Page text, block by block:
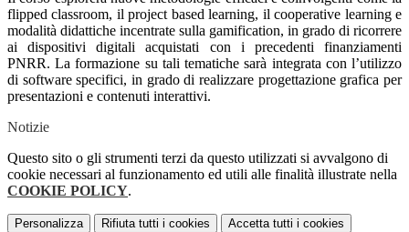
flipped classroom, il project based learning, il cooperative learning e
modalità didattiche incentrate sulla gamification, in grado di ricorrere
ai dispositivi digitali acquistati con i precedenti finanziamenti
PNRR. La formazione su tali tematiche sarà integrata con l’utilizzo
di software specifici, in grado di realizzare progettazione grafica per
presentazioni e contenuti interattivi.
Notizie
Questo sito o gli strumenti terzi da questo utilizzati si avvalgono di
cookie necessari al funzionamento ed utili alle finalità illustrate nella
COOKIE POLICY.
Personalizza Rifiuta tutti i cookies Accetta tutti i cookies